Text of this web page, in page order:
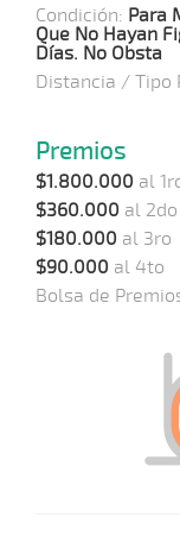
Condición: Para
Que No Hayan
Días. No Obsta
Distancia / Tipo
Premios
$1.800.000 al
$360.000 al 2do
$180.000 al 3ro
$90.000 al 4to
Bolsa de